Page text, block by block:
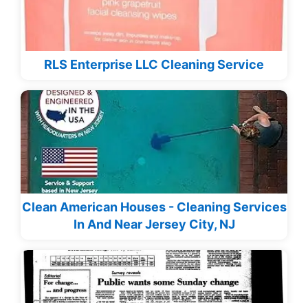
RLS Enterprise LLC Cleaning Service
Clean American Houses - Cleaning Services
In And Near Jersey City, NJ